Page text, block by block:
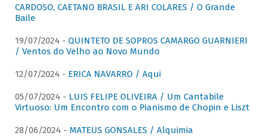
CARDOSO, CAETANO BRASIL E ARI COLARES / O Grande
Baile
19/07/2024 - QUINTETO DE SOPROS CAMARGO GUARNIERI
/ Ventos do Velho ao Novo Mundo
12/07/2024 - ERICA NAVARRO / Aqui
05/07/2024 - LUIS FELIPE OLIVEIRA / Um Cantabile
Virtuoso: Um Encontro com o Pianismo de Chopin e Liszt
28/06/2024 - MATEUS GONSALES / Alquimia